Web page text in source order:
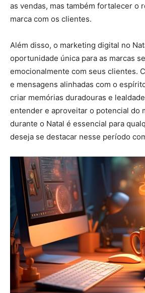
as vendas, mas também fortalecer o
marca com os clientes.
Além disso, o marketing digital no
oportunidade única para as marcas
emocionalmente com seus clientes.
e mensagens alinhadas com o
criar memórias duradouras e
entender e aproveitar o potencial do
durante o Natal é essencial para
deseja se destacar nesse período